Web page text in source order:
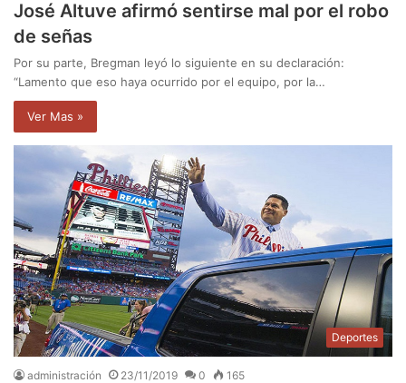
José Altuve afirmó sentirse mal por el robo
de señas
Por su parte, Bregman leyó lo siguiente en su declaración:
“Lamento que eso haya ocurrido por el equipo, por la…
Ver Mas »
Deportes
administración 23/11/2019 0 165